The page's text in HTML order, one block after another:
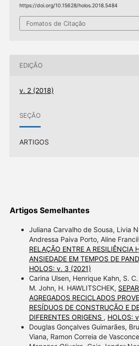
https://doi.org/10.15628/holos.2018.5484
Fomatos de Citação
EDIÇÃO
v. 2 (2018)
SEÇÃO
ARTIGOS
Artigos Semelhantes
Juliana Carvalho de Sousa, Livia
Andressa Paiva Porto, Aline
RELAÇÃO ENTRE A RESILIÊNCIA
ANSIEDADE EM TEMPOS DE
HOLOS: v. 3 (2021)
Carina Ulsen, Henrique Kahn, S.
M. John, H. HAWLITSCHEK,
AGREGADOS RECICLADOS
RESÍDUOS DE CONSTRUÇÃO E
DIFERENTES ORIGENS , HOLOS:
Douglas Gonçalves Guimarães,
Viana, Ramon Correia de